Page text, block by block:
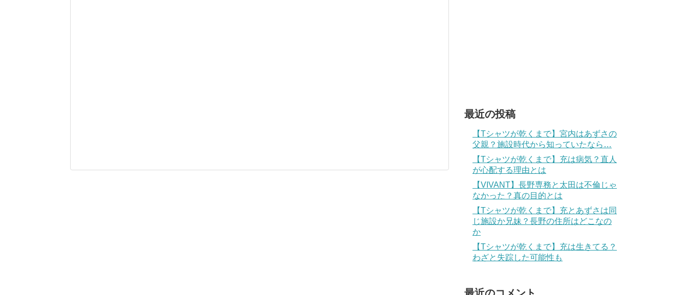
最近の投稿
【Tシャツが乾くまで】宮内はあずさの
父親？施設時代から知っていたなら…
【Tシャツが乾くまで】充は病気？直人
が心配する理由とは
【VIVANT】長野専務と太田は不倫じゃ
なかった？真の目的とは
【Tシャツが乾くまで】充とあずさは同
じ施設か兄妹？長野の住所はどこなの
か
【Tシャツが乾くまで】充は生きてる？
わざと失踪した可能性も